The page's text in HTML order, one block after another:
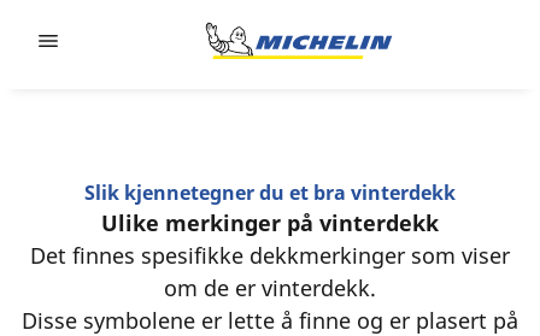
Slik kjennetegner du et bra vinterdekk
Ulike merkinger på vinterdekk
Det finnes spesifikke dekkmerkinger som viser
om de er vinterdekk.
Disse symbolene er lette å finne og er plasert på